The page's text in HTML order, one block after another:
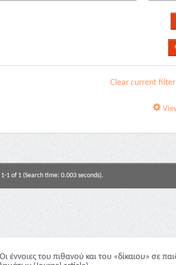
Clear current
1-1 of 1 (Search time: 0.003 seconds).
Οι έννοιες του πιθανού και του «δίκαιου» σε